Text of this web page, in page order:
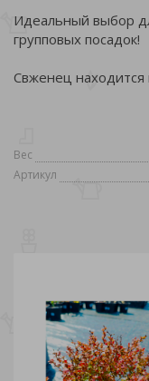
Идеальный выбор
групповых посадок!
Свженец
Вес
Артикул